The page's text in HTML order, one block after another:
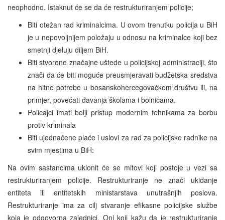
neophodno. Istaknut će se da će restrukturiranjem policije;
Biti otežan rad kriminalcima. U ovom trenutku policija u BiH
je u nepovoljnijem položaju u odnosu na kriminalce koji bez
smetnji djeluju diljem BiH.
Biti stvorene značajne uštede u policijskoj administraciji, što
znači da će biti moguće preusmjeravati budžetska sredstva
na hitne potrebe u bosanskohercegovačkom društvu ili, na
primjer, povećati davanja školama i bolnicama.
Policajci imati bolji pristup modernim tehnikama za borbu
protiv kriminala
Biti ujednačene plaće i uslovi za rad za policijske radnike na
svim mjestima u BiH:
Na ovim sastancima uklonit će se mitovi koji postoje u vezi sa
restrukturiranjem policije. Restrukturiranje ne znači ukidanje
entiteta ili entitetskih ministarstava unutrašnjih poslova.
Restrukturiranje ima za cilj stvaranje efikasne policijske službe
koja je odgovorna zajednici. Oni koji kažu da je restrukturiranje